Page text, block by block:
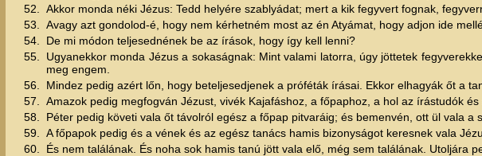
52.
Akkor monda néki Jézus: Tedd helyére szablyádat; mert a kik fegyvert fognak,
53.
Avagy azt gondolod-é, hogy nem kérhetném most az én Atyámat, hogy adjon ide
54.
De mi módon teljesednének be az írások, hogy így kell lenni?
55.
Ugyanekkor monda Jézus a sokaságnak: Mint valami latorra, úgy jöttetek
meg engem.
56.
Mindez pedig azért lőn, hogy beteljesedjenek a próféták írásai. Ekkor elhagyák őt a
57.
Amazok pedig megfogván Jézust, vivék Kajafáshoz, a főpaphoz, a hol az írástudók és
58.
Péter pedig követi vala őt távolról egész a főpap pitvaráig; és bemenvén, ott ül vala a
59.
A főpapok pedig és a vének és az egész tanács hamis bizonyságot keresnek vala
60.
És nem találának. És noha sok hamis tanú jött vala elő, még sem találának. Utoljára